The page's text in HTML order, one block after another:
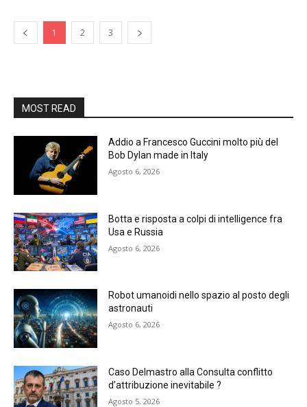
1 2 3
MOST READ
Addio a Francesco Guccini molto più del
Bob Dylan made in Italy
Agosto 6, 2026
Botta e risposta a colpi di intelligence fra
Usa e Russia
Agosto 6, 2026
Robot umanoidi nello spazio al posto degli
astronauti
Agosto 6, 2026
Caso Delmastro alla Consulta conflitto
d’attribuzione inevitabile ?
Agosto 5, 2026